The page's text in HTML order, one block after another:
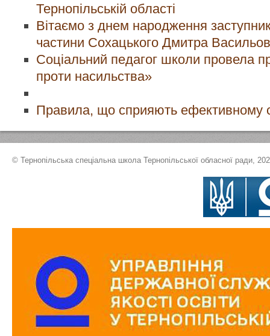
Тернопільській області
Вітаємо з днем народження
частини Сохацького Дмитра
Соціальний педагог школи провела
проти насильства»
Правила, що сприяють ефективному
© Тернопільська спеціальна школа Тернопільської обласної ради,